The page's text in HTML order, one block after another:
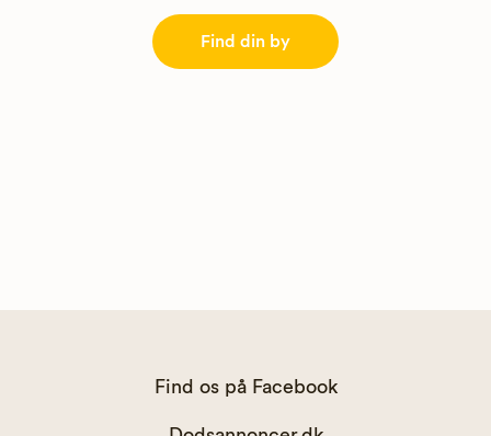
Find din by
Find os på Facebook